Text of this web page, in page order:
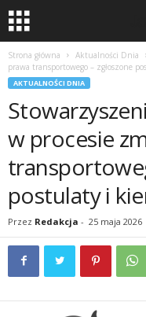
Strona główna Aktualności Dnia
prawa transportowego – zgłoszone
AKTUALNOŚCI DNIA
w procesie
postulaty i
Przez Redakcja - 25 maja 2026